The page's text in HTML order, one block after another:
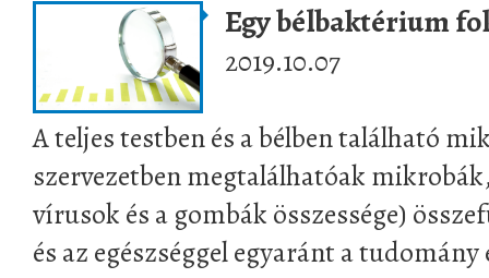
Egy bélbaktérium
2019.10.07
A teljes testben és a bélben található
szervezetben megtalálhatóak
vírusok és a gombák összessége)
és az egészséggel egyaránt a